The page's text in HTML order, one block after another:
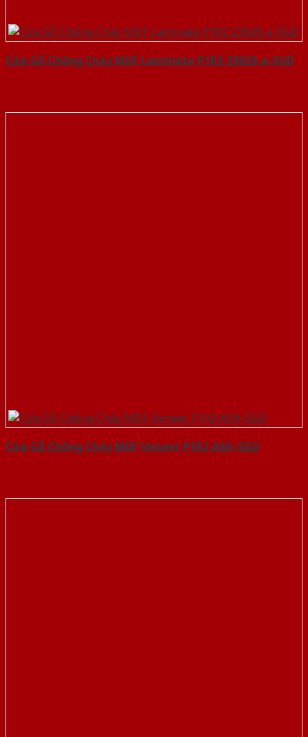
Cửa Gỗ Chống Cháy MDF Laminate P1R2 23029-a-SGD
Cửa Gỗ Chống Cháy MDF Veneer P1R2 ASH-SGD